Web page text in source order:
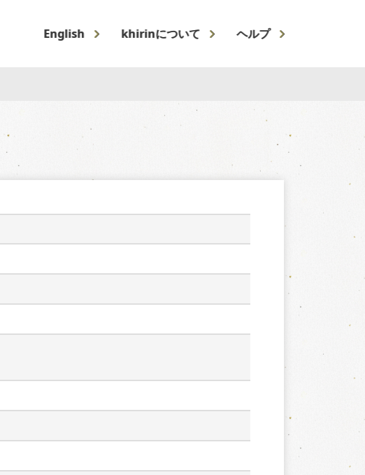
English khirinについて ヘルプ